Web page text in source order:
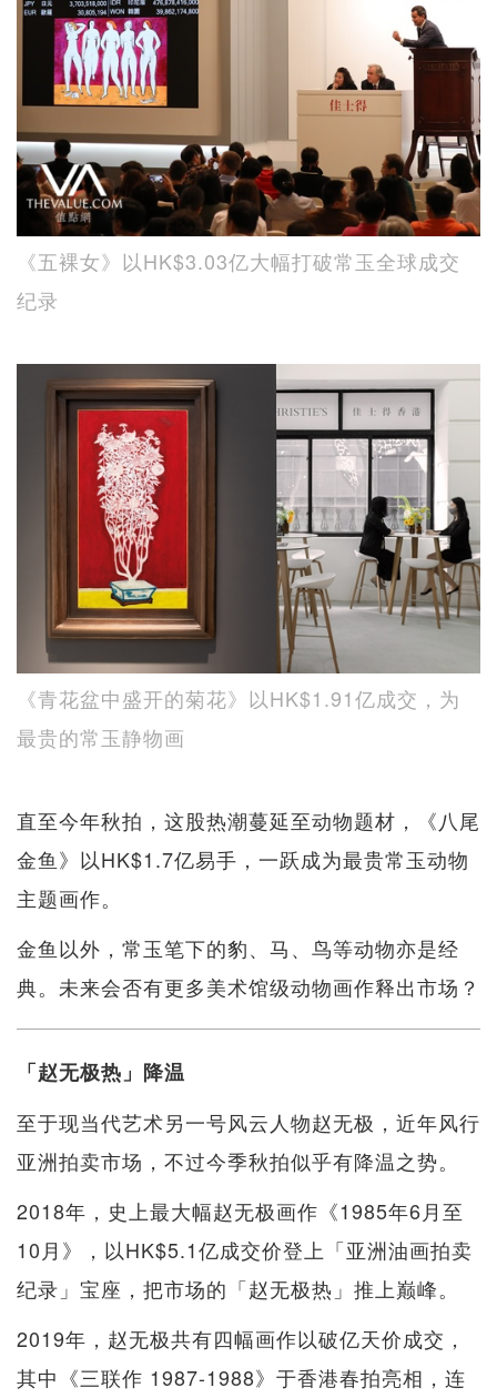
《五裸女》以HK$3.03亿大幅打破常玉全球成交
纪录
《青花盆中盛开的菊花》以HK$1.91亿成交，为
最贵的常玉静物画
直至今年秋拍，这股热潮蔓延至动物题材，《八尾
金鱼》以HK$1.7亿易手，一跃成为最贵常玉动物
主题画作。
金鱼以外，常玉笔下的豹、马、鸟等动物亦是经
典。未来会否有更多美术馆级动物画作释出市场？
「赵无极热」降温
至于现当代艺术另一号风云人物赵无极，近年风行
亚洲拍卖市场，不过今季秋拍似乎有降温之势。
2018年，史上最大幅赵无极画作《1985年6月至
10月》，以HK$5.1亿成交价登上「亚洲油画拍卖
纪录」宝座，把市场的「赵无极热」推上巅峰。
2019年，赵无极共有四幅画作以破亿天价成交，
其中《三联作 1987-1988》于香港春拍亮相，连